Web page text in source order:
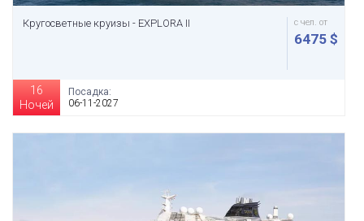
Кругосветные круизы - EXPLORA II с чел. от
6475 $
16
Ночей
Посадка:
06-11-2027